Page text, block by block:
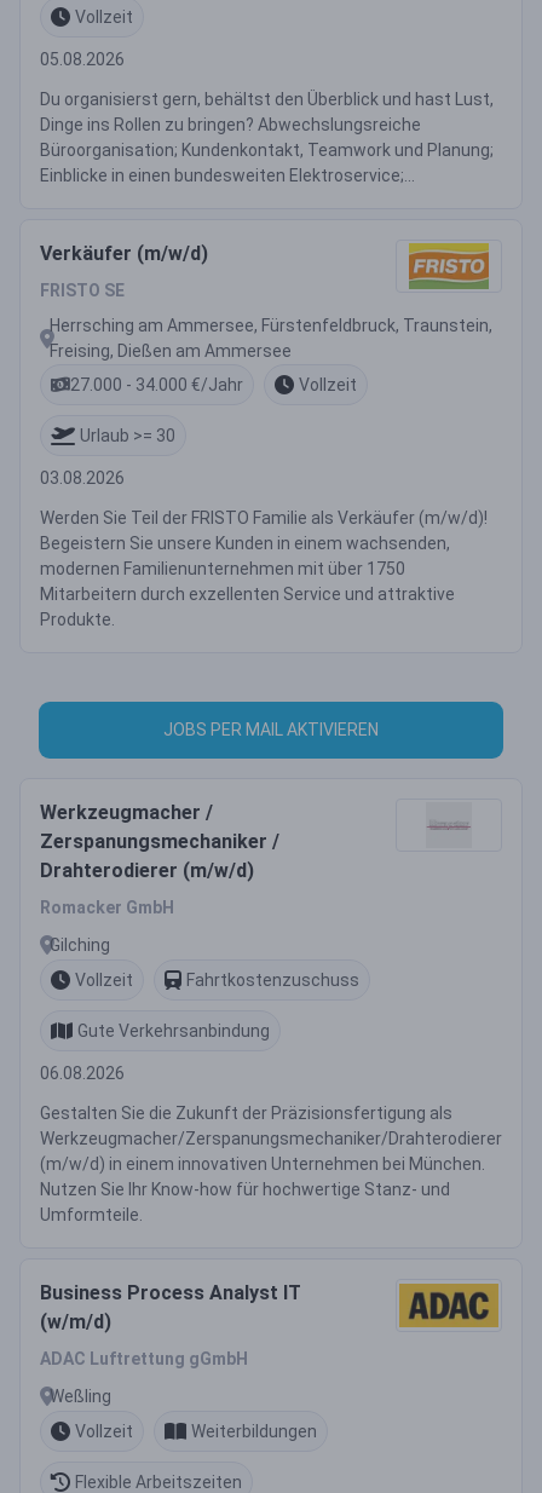
Vollzeit
05.08.2026
Du organisierst gern, behältst den Überblick und hast Lust,
Dinge ins Rollen zu bringen? Abwechslungsreiche
Büroorganisation; Kundenkontakt, Teamwork und Planung;
Einblicke in einen bundesweiten Elektroservice;...
Verkäufer (m/w/d)
FRISTO SE
Herrsching am Ammersee, Fürstenfeldbruck, Traunstein,
Freising, Dießen am Ammersee
27.000 - 34.000 €/Jahr
Vollzeit
Urlaub >= 30
03.08.2026
Werden Sie Teil der FRISTO Familie als Verkäufer (m/w/d)!
Begeistern Sie unsere Kunden in einem wachsenden,
modernen Familienunternehmen mit über 1750
Mitarbeitern durch exzellenten Service und attraktive
Produkte.
JOBS PER MAIL AKTIVIEREN
Werkzeugmacher /
Zerspanungsmechaniker /
Drahterodierer (m/w/d)
Romacker GmbH
Gilching
Vollzeit
Fahrtkostenzuschuss
Gute Verkehrsanbindung
06.08.2026
Gestalten Sie die Zukunft der Präzisionsfertigung als
Werkzeugmacher/Zerspanungsmechaniker/Drahterodierer
(m/w/d) in einem innovativen Unternehmen bei München.
Nutzen Sie Ihr Know-how für hochwertige Stanz- und
Umformteile.
Business Process Analyst IT
(w/m/d)
ADAC Luftrettung gGmbH
Weßling
Vollzeit
Weiterbildungen
Flexible Arbeitszeiten